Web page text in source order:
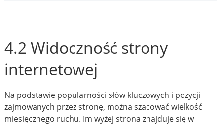
4.2 Widoczność strony
internetowej
Na podstawie popularności słów kluczowych i pozycji
zajmowanych przez stronę, można szacować wielkość
miesięcznego ruchu. Im wyżej strona znajduje się w